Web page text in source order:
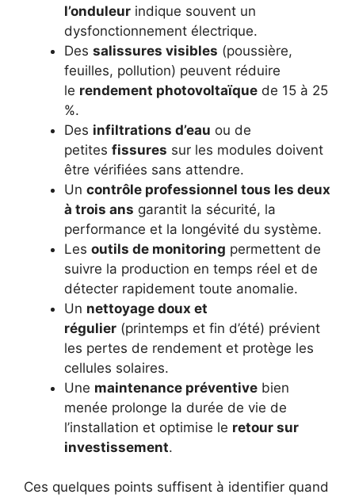
l’onduleur indique souvent un
dysfonctionnement électrique.
Des salissures visibles (poussière,
feuilles, pollution) peuvent réduire
le rendement photovoltaïque de 15 à 25
%.
Des infiltrations d’eau ou de
petites fissures sur les modules doivent
être vérifiées sans attendre.
Un contrôle professionnel tous les deux
à trois ans garantit la sécurité, la
performance et la longévité du système.
Les outils de monitoring permettent de
suivre la production en temps réel et de
détecter rapidement toute anomalie.
Un nettoyage doux et
régulier (printemps et fin d’été) prévient
les pertes de rendement et protège les
cellules solaires.
Une maintenance préventive bien
menée prolonge la durée de vie de
l’installation et optimise le retour sur
investissement.
Ces quelques points suffisent à identifier quand